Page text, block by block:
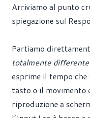
Arriviamo al punto
spiegazione sul
Partiamo
totalmente differente
esprime il tempo
tasto o il movimento
riproduzione a